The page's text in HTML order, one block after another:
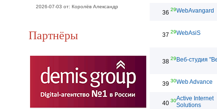
2026-07-03 от: Королёв Александр
Партнёры
36 29WebAvangard
37 29WebAsiS
38 29 Веб-студия
39 30Web Advance
40 30Active Internet
Solutions